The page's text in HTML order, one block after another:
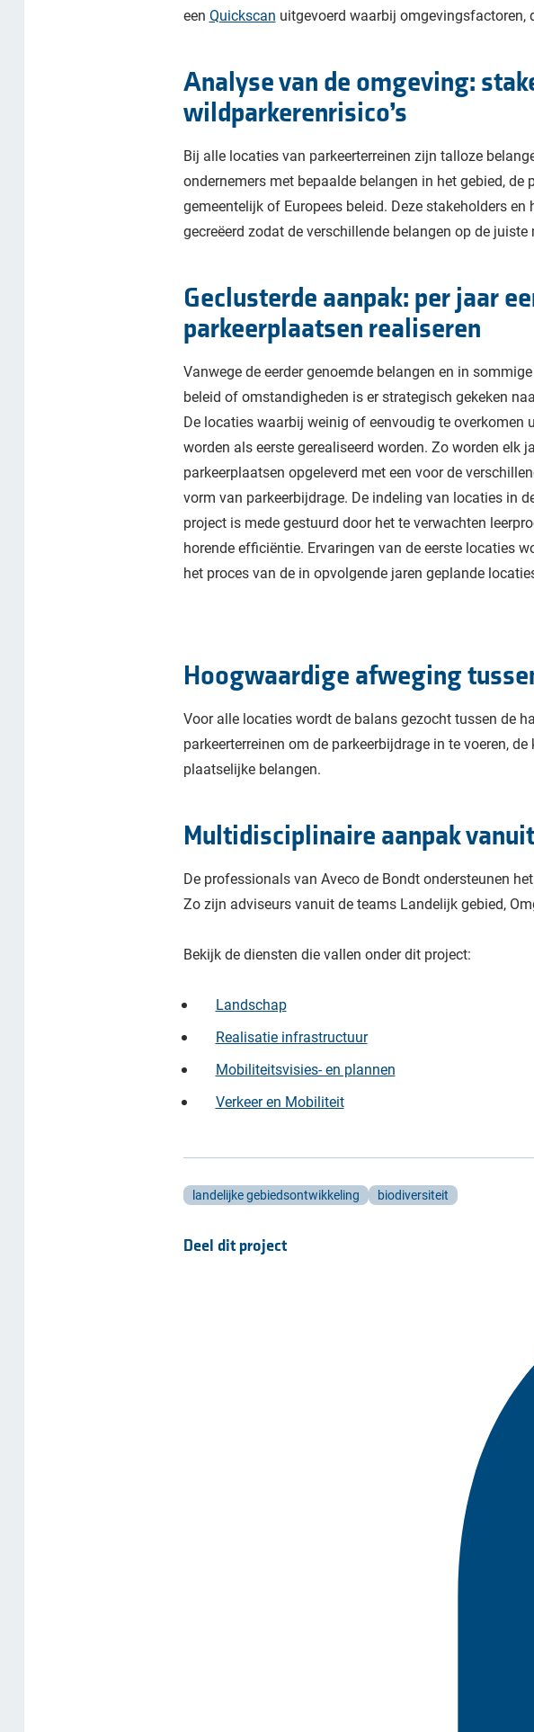
een Quickscan uitgevoerd waarbij omgevingsfactoren,
Analyse van de omgeving:
wildparkerenrisico’s
Bij alle locaties van parkeerterreinen zijn talloze
ondernemers met bepaalde belangen in het gebied,
gemeentelijk of Europees beleid. Deze stakeholders
gecreëerd zodat de verschillende belangen op de
Geclusterde aanpak: per jaar
parkeerplaatsen realiseren
Vanwege de eerder genoemde belangen en in
beleid of omstandigheden is er strategisch gekeken
De locaties waarbij weinig of eenvoudig te overkomen
worden als eerste gerealiseerd worden. Zo worden elk
parkeerplaatsen opgeleverd met een voor de
vorm van parkeerbijdrage. De indeling van locaties in
project is mede gestuurd door het te verwachten
horende efficiëntie. Ervaringen van de eerste locaties
het proces van de in opvolgende jaren geplande
Hoogwaardige afweging
Voor alle locaties wordt de balans gezocht tussen de
parkeerterreinen om de parkeerbijdrage in te voeren,
plaatselijke belangen.
Multidisciplinaire aanpak
De professionals van Aveco de Bondt ondersteunen
Zo zijn adviseurs vanuit de teams Landelijk gebied,
Bekijk de diensten die vallen onder dit project:
Landschap
Realisatie infrastructuur
Mobiliteitsvisies- en plannen
Verkeer en Mobiliteit
landelijke gebiedsontwikkeling biodiversiteit
Deel dit project